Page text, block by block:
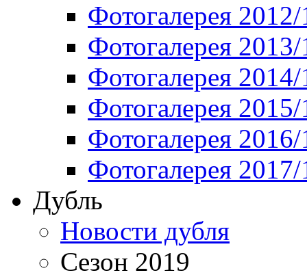
Фотогалерея
Фотогалерея
Фотогалерея
Фотогалерея
Фотогалерея
Фотогалерея
Дубль
Новости дубля
Сезон 2019